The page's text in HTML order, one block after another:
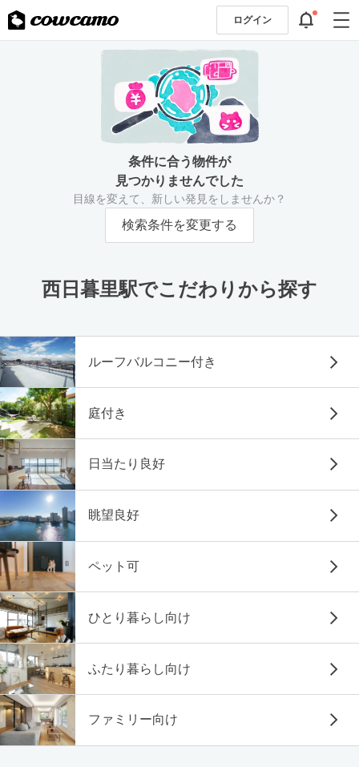
ログイン
条件に合う物件が
見つかりませんでした
目線を変えて、新しい発見をしませんか？
検索条件を変更する
西日暮里駅でこだわりから探す
ルーフバルコニー付き
庭付き
日当たり良好
眺望良好
ペット可
ひとり暮らし向け
ふたり暮らし向け
ファミリー向け